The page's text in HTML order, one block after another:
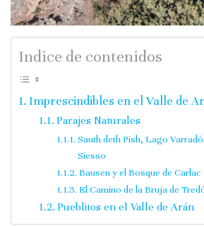
Indice de contenidos
Imprescindibles en el Valle de
Parajes Naturales
Sauth deth Pish, Lago
Siesso
Bausen y el Bosque de Carlac
El Camino de la Bruja de
Pueblitos en el Valle de Arán